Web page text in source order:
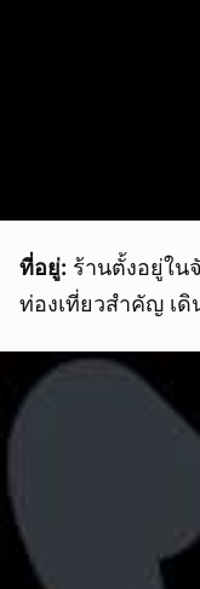
ที่อยู่: ร้านตั้งอยู่ใน
ท่องเที่ยวสำคัญ เดิ